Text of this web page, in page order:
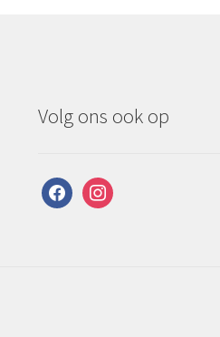
Volg ons ook op
facebookinstagram